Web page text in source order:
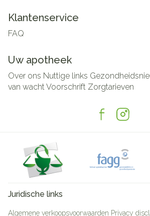
Klantenservice
FAQ
Uw apotheek
Over ons Nuttige links
van wachtVoorschrift Zorgtarieven
Juridische links
Algemene verkoopsvoorwaarden Privacy